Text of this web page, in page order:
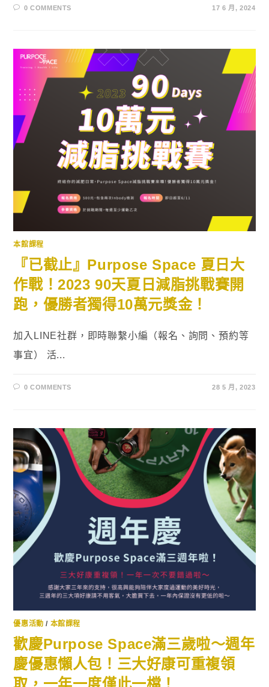
0 COMMENTS 17 6 月, 2024
本館課程
『已截止』Purpose Space 夏日大
作戰！2023 90天夏日減脂挑戰賽開
跑，優勝者獨得10萬元獎金！
加入LINE社群，即時聯繫小編（報名、詢問、預約等
事宜） 活...
0 COMMENTS 28 5 月, 2023
優惠活動 / 本館課程
歡慶Purpose Space滿三歲啦～週年
慶優惠懶人包！三大好康可重複領
取，一年一度僅此一檔！